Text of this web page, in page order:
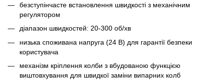
безступінчасте встановлення швидкості з механічним
регулятором
діапазон швидкостей: 20-300 об/хв
низька споживана напруга (24 В) для гарантії безпеки
користувача
механізм кріплення колби з вбудованою функцією
виштовхування для швидкої заміни випарних колб